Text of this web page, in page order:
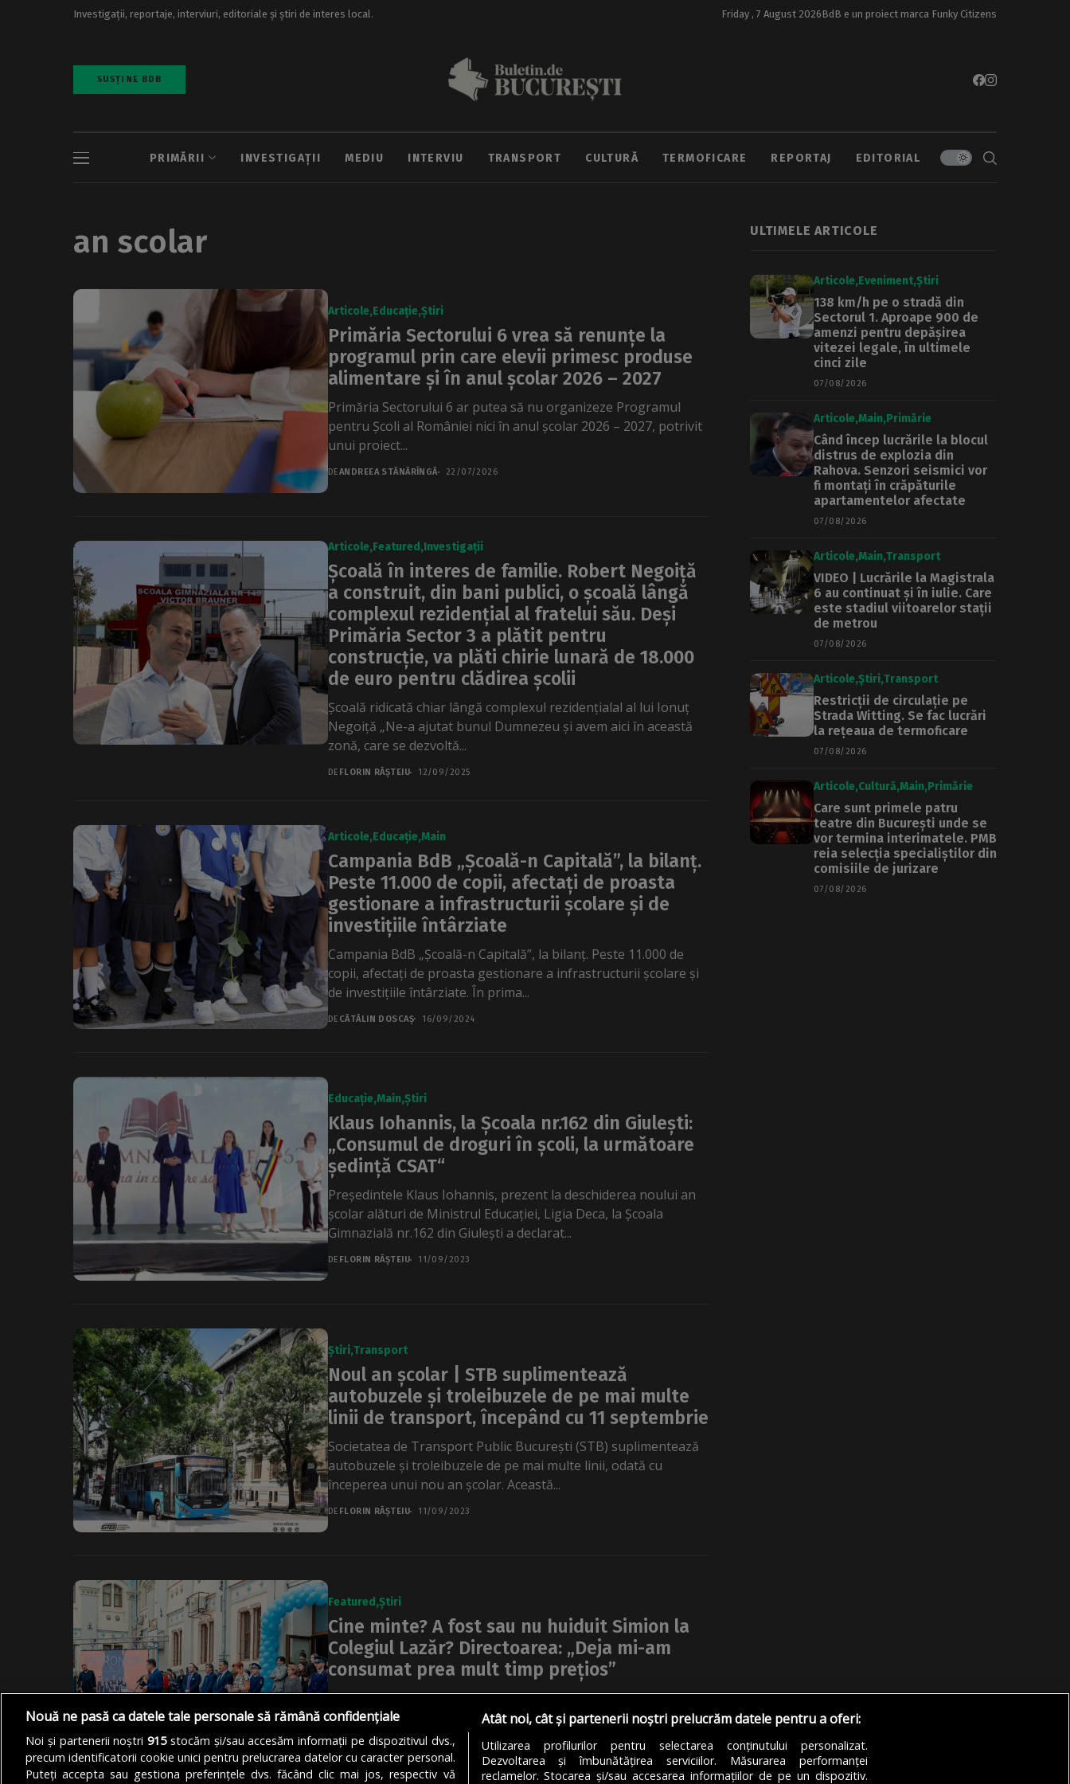
Investigații, reportaje, interviuri, editoriale și știri de interes local. Friday , 7 August 2026BdB e un proiect marca Funky Citizens
SUSȚINE BDB
PRIMĂRII INVESTIGAȚII MEDIU INTERVIU TRANSPORT CULTURĂ TERMOFICARE REPORTAJ EDITORIAL
an scolar
Articole Educație Știri
Primăria Sectorului 6 vrea să renunțe la
programul prin care elevii primesc produse
alimentare și în anul școlar 2026 – 2027
Primăria Sectorului 6 ar putea să nu organizeze Programul
pentru Școli al României nici în anul școlar 2026 – 2027, potrivit
unui proiect...
DEANDREEA STĂNĂRÎNGĂ 22/07/2026
Articole Featured Investigații
Școală în interes de familie. Robert Negoiță
a construit, din bani publici, o școală lângă
complexul rezidențial al fratelui său. Deși
Primăria Sector 3 a plătit pentru
construcție, va plăti chirie lunară de 18.000
de euro pentru clădirea școlii
Școală ridicată chiar lângă complexul rezidențialal al lui Ionuț
Negoiță „Ne-a ajutat bunul Dumnezeu și avem aici în această
zonă, care se dezvoltă...
DE FLORIN RÂȘTEIU 12/09/2025
Articole Educație Main
Campania BdB „Școală-n Capitală”, la bilanț.
Peste 11.000 de copii, afectați de proasta
gestionare a infrastructurii școlare și de
investițiile întârziate
Campania BdB „Școală-n Capitală”, la bilanț. Peste 11.000 de
copii, afectați de proasta gestionare a infrastructurii școlare și
de investițiile întârziate. În prima...
DE CĂTĂLIN DOSCAȘ 16/09/2024
Educație Main Știri
Klaus Iohannis, la Școala nr.162 din Giulești:
„Consumul de droguri în școli, la următoare
ședință CSAT“
Președintele Klaus Iohannis, prezent la deschiderea noului an
școlar alături de Ministrul Educației, Ligia Deca, la Școala
Gimnazială nr.162 din Giulești a declarat...
DE FLORIN RÂȘTEIU 11/09/2023
Știri Transport
Noul an școlar | STB suplimentează
autobuzele și troleibuzele de pe mai multe
linii de transport, începând cu 11 septembrie
Societatea de Transport Public București (STB) suplimentează
autobuzele și troleibuzele de pe mai multe linii, odată cu
începerea unui nou an școlar. Această...
DE FLORIN RÂȘTEIU 11/09/2023
Featured Știri
Cine minte? A fost sau nu huiduit Simion la
Colegiul Lazăr? Directoarea: „Deja mi-am
consumat prea mult timp prețios”
Liderul AUR, George Simion, a fost prezent la festivitatea de
deschidere de la Colegiul Național Gheorghe Lazăr. Simion a
fost huiduit înainte de...
DEANDRA MUREȘAN 05/09/2022
ULTIMELE ARTICOLE
Articole Eveniment Știri
138 km/h pe o stradă din
Sectorul 1. Aproape 900 de
amenzi pentru depășirea
vitezei legale, în ultimele
cinci zile
07/08/2026
Articole Main Primărie
Când încep lucrările la blocul
distrus de explozia din
Rahova. Senzori seismici vor
fi montați în crăpăturile
apartamentelor afectate
07/08/2026
Articole Main Transport
VIDEO | Lucrările la Magistrala
6 au continuat și în iulie. Care
este stadiul viitoarelor stații
de metrou
07/08/2026
Articole Știri Transport
Restricții de circulație pe
Strada Witting. Se fac lucrări
la rețeaua de termoficare
07/08/2026
Articole Cultură Main Primărie
Care sunt primele patru
teatre din București unde se
vor termina interimatele. PMB
reia selecția specialiștilor din
comisiile de jurizare
07/08/2026
Nouă ne pasă ca datele tale personale să rămână confidențiale
Noi și partenerii noștri915stocăm și/sau accesăm informații pe dispozitivul dvs.,
precum identificatorii cookie unici pentru prelucrarea datelor cu caracter personal.
Puteți accepta sau gestiona preferințele dvs. făcând clic mai jos, respectiv vă
Atât noi, cât și partenerii noștri prelucrăm datele pentru a oferi:
Utilizarea profilurilor pentru selectarea conținutului personalizat.
Dezvoltarea și îmbunătățirea serviciilor. Măsurarea performanței
reclamelor. Stocarea și/sau accesarea informațiilor de pe un dispozitiv.